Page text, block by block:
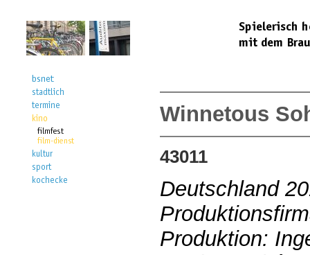
Winnetous
43011
Deutschland
Produktion: